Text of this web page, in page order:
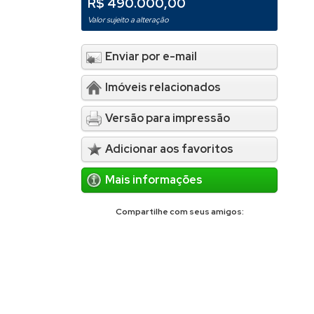
Valor sujeito a alteração
Enviar por e-mail
Imóveis relacionados
Versão para impressão
Adicionar aos favoritos
Mais informações
Compartilhe com seus amigos: